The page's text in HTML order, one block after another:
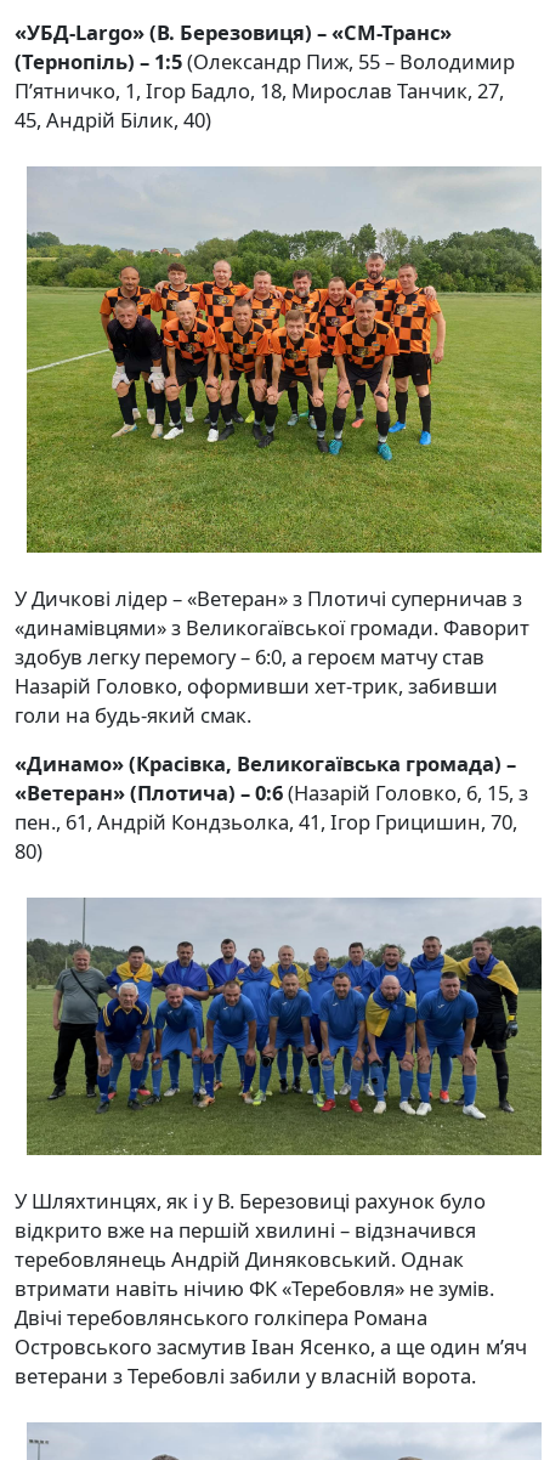
«УБД-Largo» (В. Березовиця) – «СМ-Транс»
(Тернопіль) – 1:5(Олександр Пиж, 55 – Володимир
П’ятничко, 1, Ігор Бадло, 18, Мирослав Танчик, 27,
45, Андрій Білик, 40)
У Дичкові лідер – «Ветеран» з Плотичі суперничав з
«динамівцями» з Великогаївської громади. Фаворит
здобув легку перемогу – 6:0, а героєм матчу став
Назарій Головко, оформивши хет-трик, забивши
голи на будь-який смак.
«Динамо» (Красівка, Великогаївська громада) –
«Ветеран» (Плотича) – 0:6(Назарій Головко, 6, 15, з
пен., 61, Андрій Кондзьолка, 41, Ігор Грицишин, 70,
80)
У Шляхтинцях, як і у В. Березовиці рахунок було
відкрито вже на першій хвилині – відзначився
теребовлянець Андрій Диняковський. Однак
втримати навіть нічию ФК «Теребовля» не зумів.
Двічі теребовлянського голкіпера Романа
Островського засмутив Іван Ясенко, а ще один м’яч
ветерани з Теребовлі забили у власній ворота.